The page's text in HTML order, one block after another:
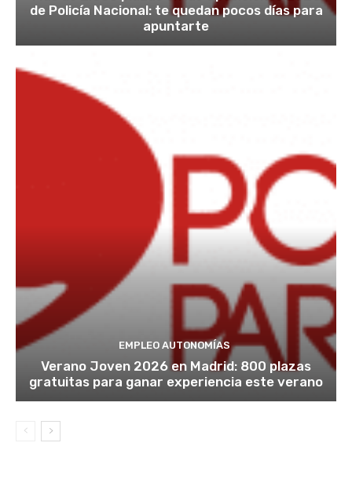
de Policía Nacional: te quedan pocos días para
apuntarte
EMPLEO AUTONOMÍAS
Verano Joven 2026 en Madrid: 800 plazas
gratuitas para ganar experiencia este verano